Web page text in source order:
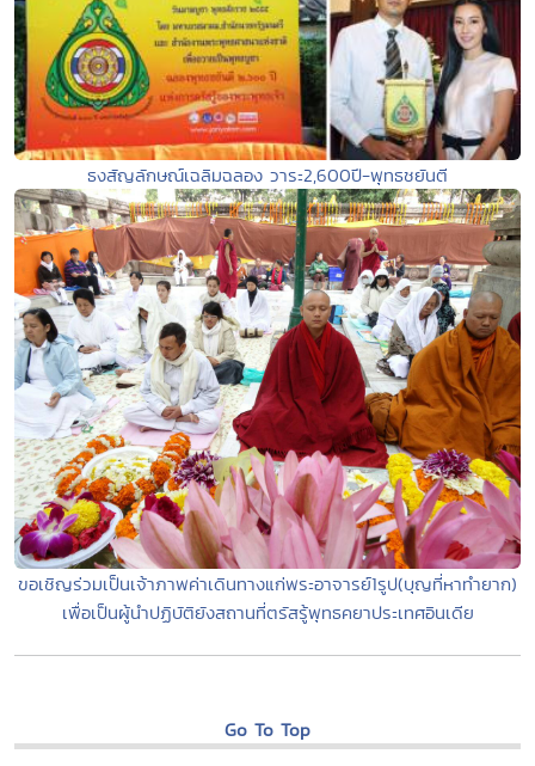
ธงสัญลักษณ์เฉลิมฉลอง วาระ2,600ปี-พุทธชยันตี
ขอเชิญร่วมเป็นเจ้าภาพค่าเดินทางแก่พระอาจารย์1รูป(บุญที่หาทำยาก)
เพื่อเป็นผู้นำปฏิบัติยังสถานที่ตรัสรู้พุทธคยาประเทศอินเดีย
Go To Top